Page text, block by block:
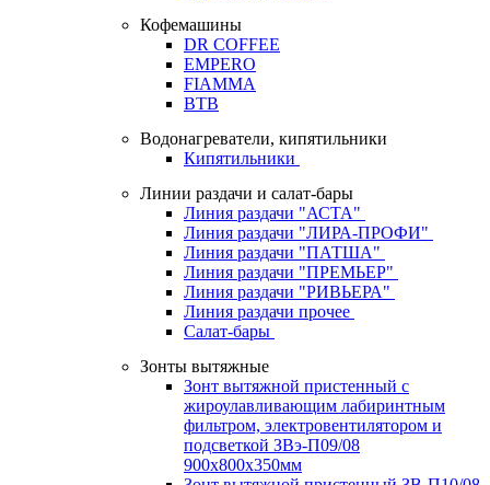
Кофемашины
DR COFFEE
EMPERO
FIAMMA
BTB
Водонагреватели, кипятильники
Кипятильники
Линии раздачи и салат-бары
Линия раздачи "АСТА"
Линия раздачи "ЛИРА-ПРОФИ"
Линия раздачи "ПАТША"
Линия раздачи "ПРЕМЬЕР"
Линия раздачи "РИВЬЕРА"
Линия раздачи прочее
Салат-бары
Зонты вытяжные
Зонт вытяжной пристенный с
жироулавливающим лабиринтным
фильтром, электровентилятором и
подсветкой ЗВэ-П09/08
900х800х350мм